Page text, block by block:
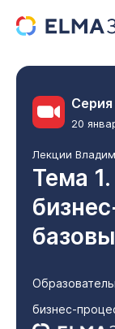
Серия
20
Лекции
Тема
бизнес-